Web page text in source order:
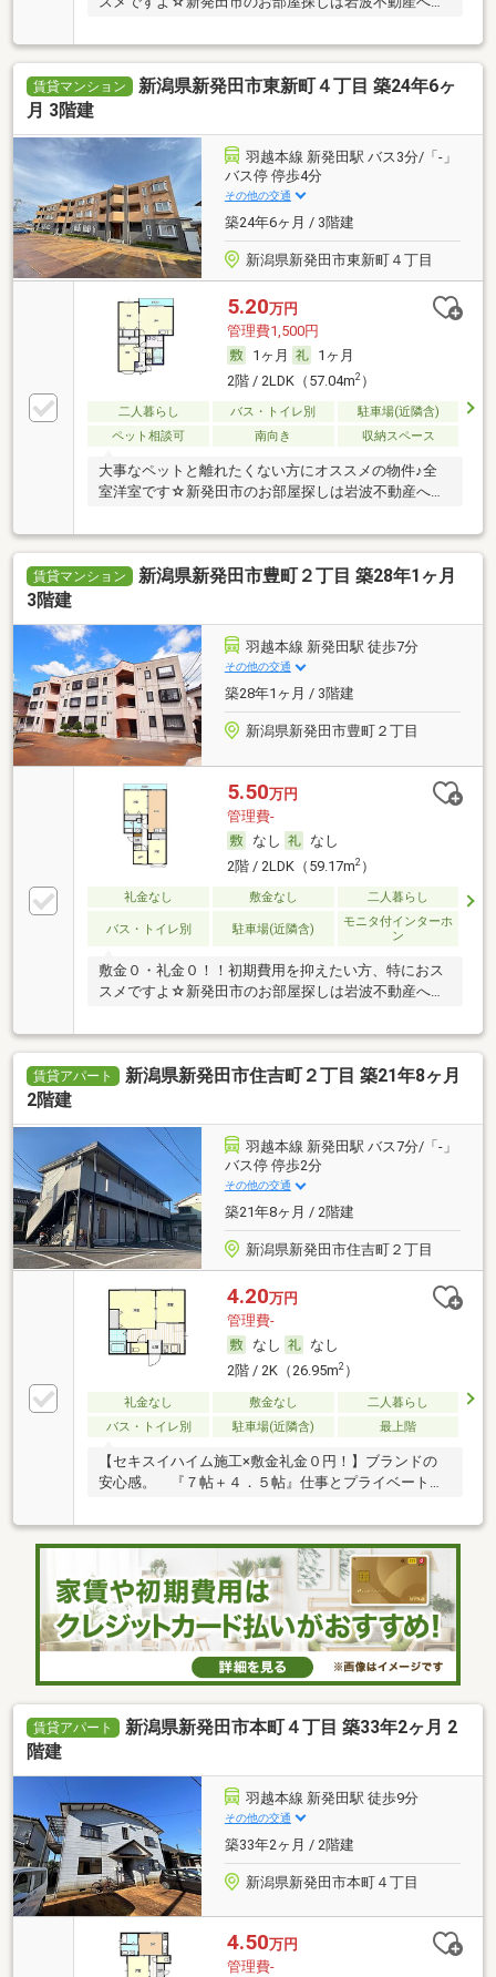
賃貸マンション
新潟県新発田市東新町４丁目 築24年6ヶ
月 3階建
羽越本線 新発田駅 バス3分/「-」
バス停 停歩4分
その他の交通
築24年6ヶ月 / 3階建
新潟県新発田市東新町４丁目
5.20万円
管理費1,500円
1ヶ月
1ヶ月
2階 / 2LDK（57.04m2）
二人暮らし バス・トイレ別
駐車場(近隣含)
ペット相談可
南向き 収納スペース
大事なペットと離れたくない方にオススメの物件♪全
室洋室です☆新発田市のお部屋探しは岩波不動産へ
賃貸マンション
新潟県新発田市豊町２丁目 築28年1ヶ月
3階建
羽越本線 新発田駅 徒歩7分
その他の交通
築28年1ヶ月 / 3階建
新潟県新発田市豊町２丁目
5.50万円
管理費-
なし
なし
2階 / 2LDK（59.17m2）
礼金なし 敷金なし 二人暮らし
バス・トイレ別 駐車場(近隣含)
モニタ付インターホ
ン
敷金０・礼金０！！初期費用を抑えたい方、特におス
スメですよ☆新発田市のお部屋探しは岩波不動産へ
賃貸アパート
新潟県新発田市住吉町２丁目 築21年8ヶ月
2階建
羽越本線 新発田駅 バス7分/「-」
バス停 停歩2分
その他の交通
築21年8ヶ月 / 2階建
新潟県新発田市住吉町２丁目
4.20万円
管理費-
なし
なし
2階 / 2K（26.95m2）
礼金なし 敷金なし
二人暮らし
バス・トイレ別
駐車場(近隣含) 最上階
【セキスイハイム施工×敷金礼金０円！】ブランドの
安心感。 『７帖＋４．５帖』仕事とプライベート分
賃貸アパート
新潟県新発田市本町４丁目 築33年2ヶ月 2
階建
羽越本線 新発田駅 徒歩9分
その他の交通
築33年2ヶ月 / 2階建
新潟県新発田市本町４丁目
4.50万円
管理費-